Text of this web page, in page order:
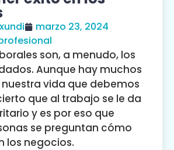
marzo 23, 2024
son, a menudo, los
Aunque hay muchos
vida que debemos
que al trabajo se le da
y es por eso que
se preguntan cómo
los negocios.